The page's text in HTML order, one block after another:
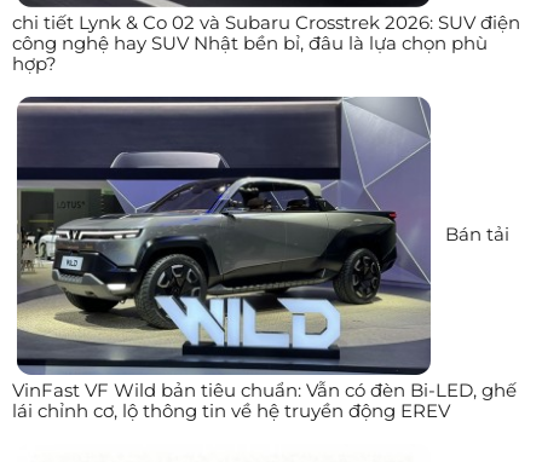
chi tiết Lynk & Co 02 và Subaru Crosstrek 2026: SUV điện
công nghệ hay SUV Nhật bền bỉ, đâu là lựa chọn phù
hợp?
Bán tải
VinFast VF Wild bản tiêu chuẩn: Vẫn có đèn Bi-LED, ghế
lái chỉnh cơ, lộ thông tin về hệ truyền động EREV